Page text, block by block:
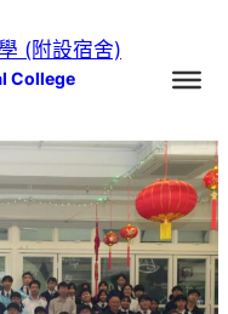
(附設宿舍)
College